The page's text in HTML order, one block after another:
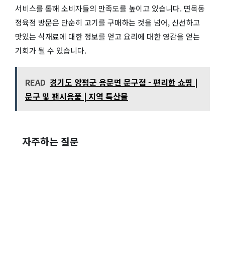
서비스를 통해 소비자들의 만족도를 높이고 있습니다. 면목동
정육점 방문은 단순히 고기를 구매하는 것을 넘어, 신선하고
맛있는 식재료에 대한 정보를 얻고 요리에 대한 영감을 얻는
기회가 될 수 있습니다.
READ 경기도 양평군 용문면 문구점 - 편리한 쇼핑 |
문구 및 팬시용품 | 지역 특산물
자주하는 질문